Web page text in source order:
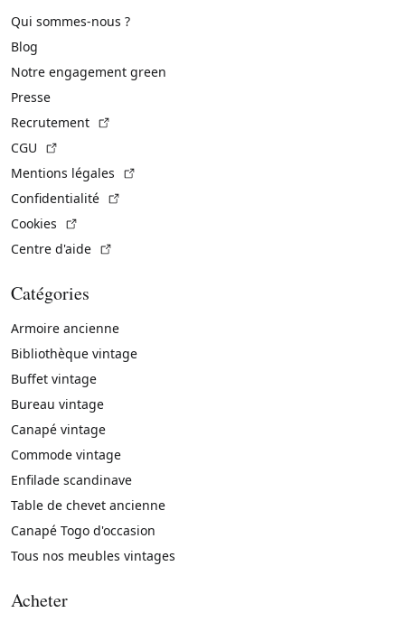
Qui sommes-nous ?
Blog
Notre engagement green
Presse
Recrutement
CGU
Mentions légales
Confidentialité
Cookies
Centre d'aide
Catégories
Armoire ancienne
Bibliothèque vintage
Buffet vintage
Bureau vintage
Canapé vintage
Commode vintage
Enfilade scandinave
Table de chevet ancienne
Canapé Togo d'occasion
Tous nos meubles vintages
Acheter